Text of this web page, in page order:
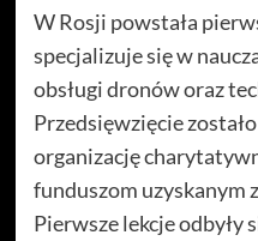
W Rosji powstała
specjalizuje się w
obsługi dronów oraz
Przedsięwzięcie
organizację
funduszom uzyskanym
Pierwsze lekcje odbyły